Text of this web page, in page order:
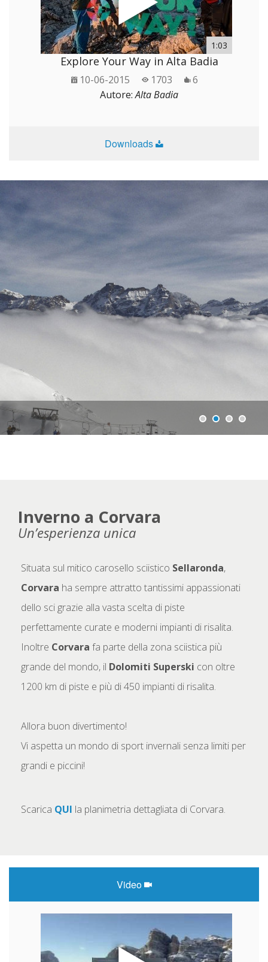
1:03
Explore Your Way in Alta Badia
10-06-2015 1703
6
Autore:Alta Badia
Downloads
Inverno a Corvara
Un’esperienza unica
Situata sul mitico carosello sciistico Sellaronda,
Corvara ha sempre attratto tantissimi appassionati
dello sci grazie alla vasta scelta di piste
perfettamente curate e moderni impianti di risalita.
Inoltre Corvara fa parte della zona sciistica più
grande del mondo, il Dolomiti Superski con oltre
1200 km di piste e più di 450 impianti di risalita.
Allora buon divertimento!
Vi aspetta un mondo di sport invernali senza limiti per
grandi e piccini!
Scarica QUI la planimetria dettagliata di Corvara.
Video